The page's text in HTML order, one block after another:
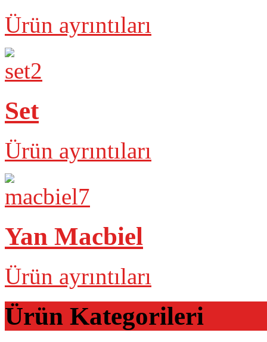
Ürün ayrıntıları
Set
Ürün ayrıntıları
Yan Macbiel
Ürün ayrıntıları
Ürün Kategorileri